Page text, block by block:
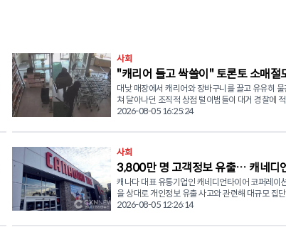
사회
"캐리어 들고 싹쓸이" 토론토 소매절
546명 검거…훔친 물건 재유통
대낮 매장에서 캐리어와 장바구니를 끌고 유유히
쳐 달아나던 조직적 상점 털이범들이 대거 경찰에
다. 5일(수) 토론토 경찰청(Toronto Police Service)은 수년
명 이상의 피의자를 체포하고 4,000건이 넘는 혐의
했다고 밝혔다. 마이론 뎀키우(Myron Demkiw) 토론토 경
찰청장은 열린 기자회견에서 "이토비코 북쪽(North
Etobicoke) 지역에서 기승을 부리던 도난 사건을
년 전 조직범죄전담반을 신설했다"며 그간의 수사
공개했다. 경찰이 발표한 집계에 따르면 현재까지 총 546명
이 체포됐으며 4,033건의 혐의가 입증됐다. 수사 과
건 조사에서만 20명이 체포되고 400여 건의 혐의
2026-08-05 16:25:24
사회
3,800만 명 고객정보 유출… 캐네디
이어 대규모 집단소송 직면
캐나다 대표 유통기업인 캐네디언타이어 코퍼레이
을 상대로 개인정보 유출 사고와 관련해 대규모 집
추진되고 있다. 지난 7월 24일(금), 캐나다 로펌 KND 콤플렉
2026-08-05 12:26:14